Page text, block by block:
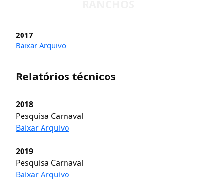
2017
Baixar Arquivo
Relatórios técnicos
2018
Pesquisa Carnaval
Baixar Arquivo
2019
Pesquisa Carnaval
Baixar Arquivo